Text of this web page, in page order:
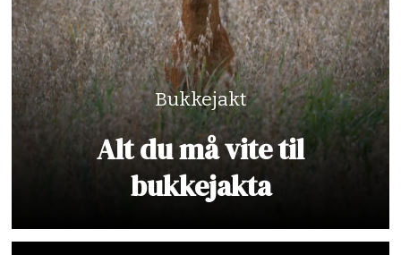
Bukkejakt
Alt du må vite til
bukkejakta